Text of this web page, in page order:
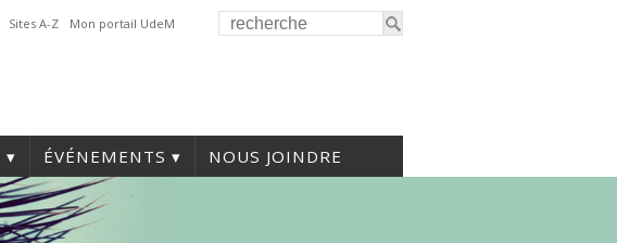
Sites A-Z Mon portail UdeM
ÉVÉNEMENTS NOUS JOINDRE